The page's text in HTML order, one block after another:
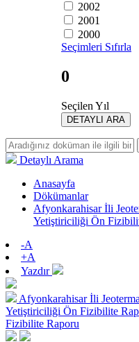
2002
2001
2000
Seçimleri Sıfırla
0
Seçilen Yıl
DETAYLI ARA
Detaylı Arama
Anasayfa
Dökümanlar
Afyonkarahisar İli
Yetiştiriciliği Ön
-A
+A
Yazdır
Afyonkarahisar İli
Yetiştiriciliği Ön Fizibilite
Fizibilite Raporu